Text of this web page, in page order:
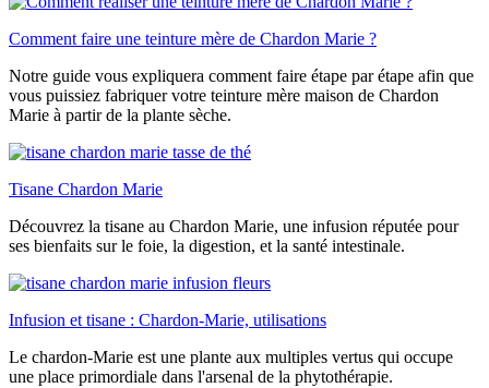
Comment faire une teinture mère de Chardon Marie ?
Notre guide vous expliquera comment faire étape par étape afin que
vous puissiez fabriquer votre teinture mère maison de Chardon
Marie à partir de la plante sèche.
Tisane Chardon Marie
Découvrez la tisane au Chardon Marie, une infusion réputée pour
ses bienfaits sur le foie, la digestion, et la santé intestinale.
Infusion et tisane : Chardon-Marie, utilisations
Le chardon-Marie est une plante aux multiples vertus qui occupe
une place primordiale dans l'arsenal de la phytothérapie.